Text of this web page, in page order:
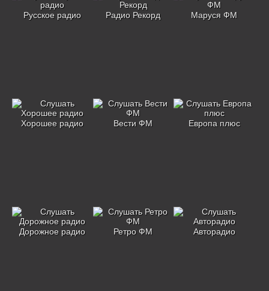
Русское радио Радио Рекорд Маруся ФМ
Хорошее радио Вести ФМ Европа плюс
Дорожное радио Ретро ФМ Авторадио